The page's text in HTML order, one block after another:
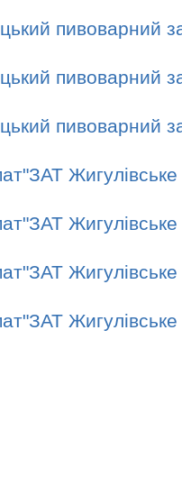
пивоварний
пивоварний
пивоварний